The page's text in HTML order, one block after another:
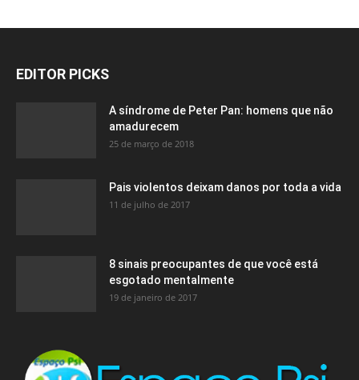
EDITOR PICKS
A síndrome de Peter Pan: homens que não
amadurecem
25 de março de 2018
Pais violentos deixam danos por toda a vida
11 de julho de 2017
8 sinais preocupantes de que você está
esgotado mentalmente
19 de janeiro de 2017